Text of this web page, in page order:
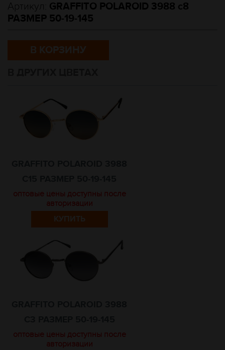
Артикул: GRAFFITO POLAROID 3988 c8
РАЗМЕР 50-19-145
В КОРЗИНУ
оптовые цены доступны после
авторизации
КУПИТЬ
оптовые цены доступны после
авторизации